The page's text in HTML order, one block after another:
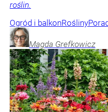
roślin.
Ogród i balkonRośliny
Magda Grefkowicz